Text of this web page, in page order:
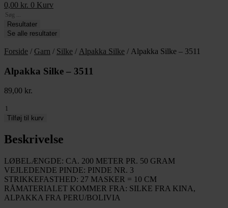
0,00 kr. 0 Kurv
Search
...Resultater
Se alle resultater
Forside / Garn / Silke / Alpakka Silke / Alpakka Silke – 3511
Alpakka Silke – 3511
89,00 kr.
Alpakka
Silke
3511
antal
Tilføj til kurv
Beskrivelse
LØBELÆNGDE: CA. 200 METER PR. 50 GRAM
VEJLEDENDE PINDE: PINDE NR. 3
STRIKKEFASTHED: 27 MASKER = 10 CM
RÅMATERIALET KOMMER FRA: SILKE FRA KINA,
ALPAKKA FRA PERU/BOLIVIA